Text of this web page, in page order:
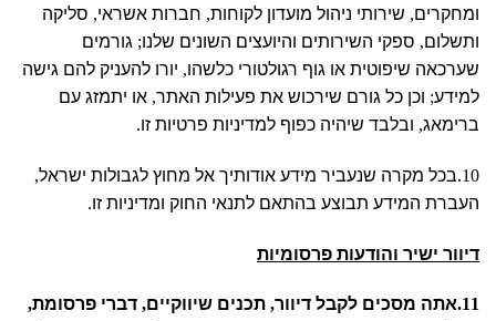
ומחקרים, שירותי ניהול מועדון לקוחות, חברות אשראי, סליקה
ותשלום, ספקי השירותים והיועצים השונים שלנו; גורמים
שערכאה שיפוטית או גוף רגולטורי כלשהו, יורו להעניק להם גישה
למידע; וכן כל גורם שירכוש את פעילות האתר, או יתמזג עם
ברימאג, ובלבד שיהיה כפוף למדיניות פרטיות זו.
10. בכל מקרה שנעביר מידע אודותיך אל מחוץ לגבולות ישראל,
העברת המידע תבוצע בהתאם לתנאי החוק ומדיניות זו.
דיוור ישיר והודעות פרסומיות
11. אתה מסכים לקבל דיוור, תכנים שיווקיים, דברי פרסומת,